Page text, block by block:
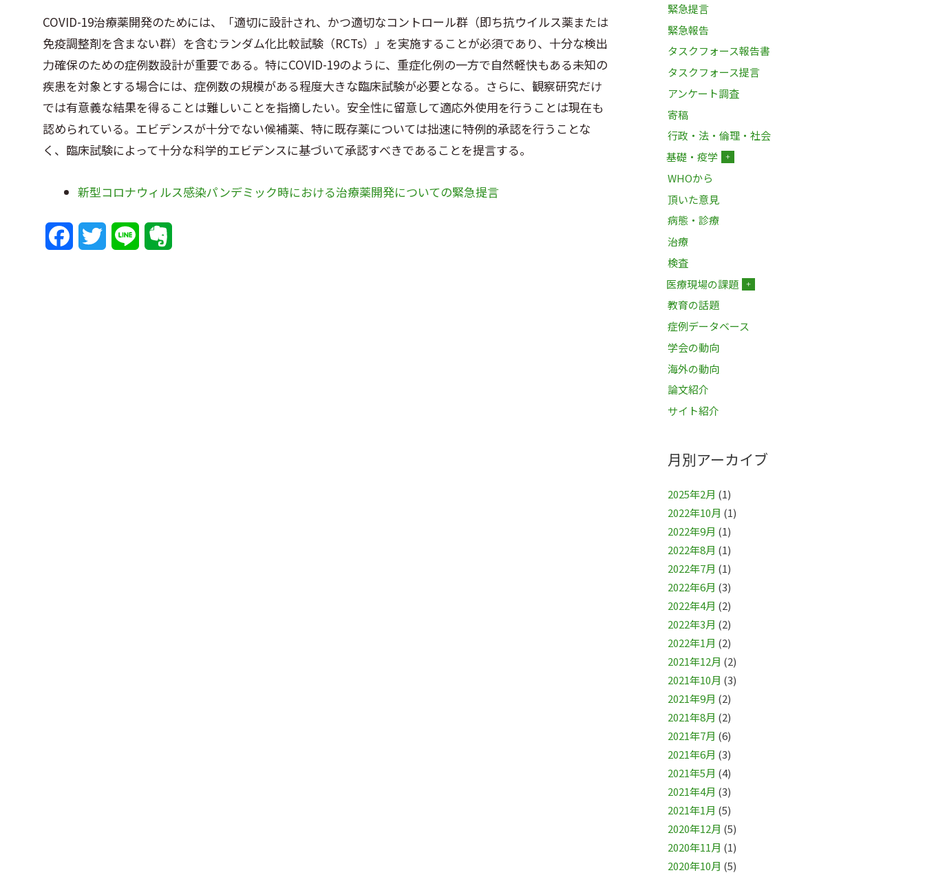
k
e
COVID-19治療薬開発のためには、「適切に設計され、かつ適切なコントロール群（即ち抗ウイルス薬または
免疫調整剤を含まない群）を含むランダム化比較試験（RCTs）」を実施することが必須であり、十分な検出
力確保のための症例数設計が重要である。特にCOVID-19のように、重症化例の一方で自然軽快もある未知の
疾患を対象とする場合には、症例数の規模がある程度大きな臨床試験が必要となる。さらに、観察研究だけ
では有意義な結果を得ることは難しいことを指摘したい。安全性に留意して適応外使用を行うことは現在も
認められている。エビデンスが十分でない候補薬、特に既存薬については拙速に特例的承認を行うことな
く、臨床試験によって十分な科学的エビデンスに基づいて承認すべきであることを提言する。
新型コロナウィルス感染パンデミック時における治療薬開発についての緊急提言
緊急提言
緊急報告
タスクフォース報告書
タスクフォース提言
アンケート調査
寄稿
行政・法・倫理・社会
基礎・疫学
＋
WHOから
頂いた意見
病態・診療
治療
検査
医療現場の課題
＋
教育の話題
症例データベース
学会の動向
海外の動向
論文紹介
サイト紹介
月別アーカイブ
2025年2月 (1)
2022年10月 (1)
2022年9月 (1)
2022年8月 (1)
2022年7月 (1)
2022年6月 (3)
2022年4月 (2)
2022年3月 (2)
2022年1月 (2)
2021年12月 (2)
2021年10月 (3)
2021年9月 (2)
2021年8月 (2)
2021年7月 (6)
2021年6月 (3)
2021年5月 (4)
2021年4月 (3)
2021年1月 (5)
2020年12月 (5)
2020年11月 (1)
2020年10月 (5)